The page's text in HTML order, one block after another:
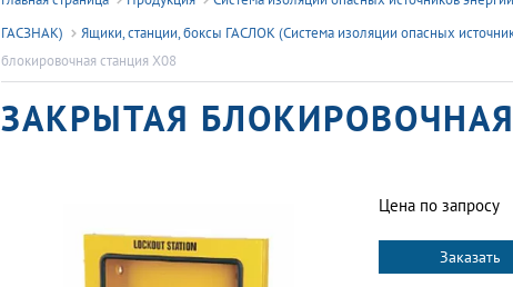
ГАСЗНАК)
Ящики, станции, боксы ГАСЛОК (Система изоляции опасных
блокировочная станция X08
ЗАКРЫТАЯ
Цена по запросу
Заказать